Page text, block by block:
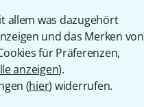
allem was dazugehört
und das Merken von
für Präferenzen,
anzeigen).
(hier) widerrufen.